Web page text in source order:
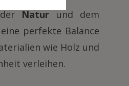
derNaturund dem
perfekte Balance
wie Holz und
verleihen.